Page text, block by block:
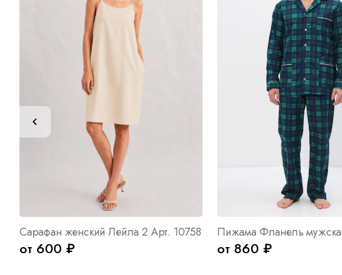
Сарафан женский Лейла 2 Арт. 10758
от 600 ₽ от 860 ₽